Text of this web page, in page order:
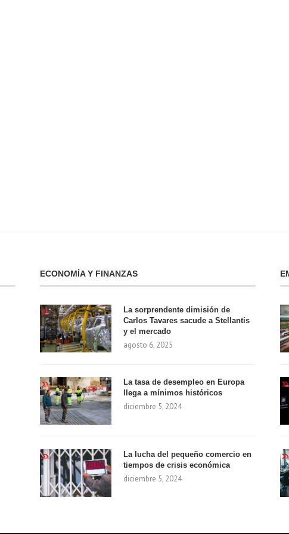
ECONOMÍA Y FINANZAS
La sorprendente dimisión de
Carlos Tavares sacude a Stellantis
y el mercado
agosto 6, 2025
La tasa de desempleo en Europa
llega a mínimos históricos
diciembre 5, 2024
La lucha del pequeño comercio en
tiempos de crisis económica
diciembre 5, 2024